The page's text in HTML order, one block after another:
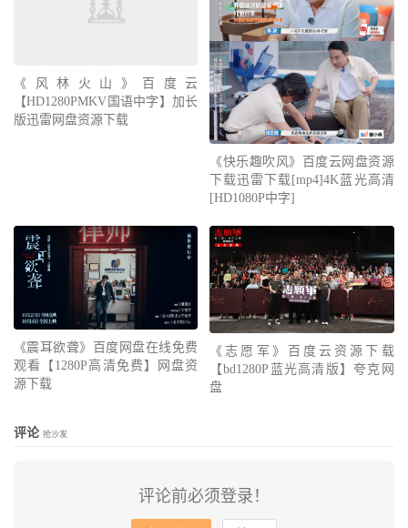
《风林火山》百度云
【HD1280PMKV国语中字】加长
版迅雷网盘资源下载
《快乐趣吹风》百度云网盘资源
下载迅雷下载[mp4]4K蓝光高清
[HD1080P中字]
《震耳欲聋》百度网盘在线免费
观看【1280P高清免费】网盘资
源下载
《志愿军》百度云资源下载
【bd1280P蓝光高清版】夸克网
盘
评论 抢沙发
评论前必须登录！